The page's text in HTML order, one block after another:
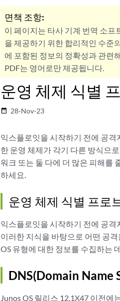
면책 조항:
이 페이지는 타사 기계 번역 소
을 제공하기 위한 합리적인 수준
에 포함된 정보의 정확성과 관련
PDF는 영어로만 제공됩니다.
운영 체제 식별
date_range 28-Nov-23
익스플로잇을 시작하기 전에 공
한 운영 체제가 각기 다른 방식으
워크 또는 둘 다에 더 많은 피해를
하세요.
운영 체제 식별 프로
익스플로잇을 시작하기 전에 공격
이러한 지식을 바탕으로 어떤 공
OS 유형에 대한 정보를 수집하는
DNS(Domain Name
Junos OS 릴리스 12.1X47 이전